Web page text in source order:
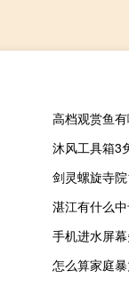
高档观赏鱼
剑灵螺旋寺
湛江有什么
手机进水屏
怎么算家庭